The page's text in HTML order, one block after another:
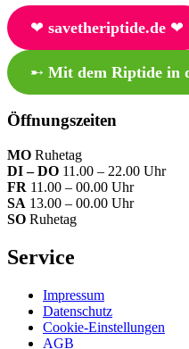
❤︎ savetheriptide.de❤︎
➸ Mit dem Riptide in
Öffnungszeiten
MO Ruhetag
DI – DO 11.00 – 22.00 Uhr
FR 11.00 – 00.00 Uhr
SA 13.00 – 00.00 Uhr
SO Ruhetag
Service
Impressum
Datenschutz
Cookie-Einstellungen
AGB